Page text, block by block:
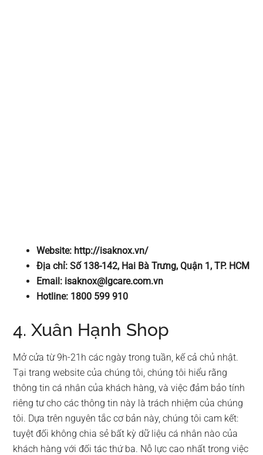
Website: http://isaknox.vn/
Địa chỉ: Số 138-142, Hai Bà Trưng, Quận 1, TP. HCM
Email: isaknox@lgcare.com.vn
Hotline: 1800 599 910
4. Xuân Hạnh Shop
Mở cửa từ 9h-21h các ngày trong tuần, kế cả chủ nhật.
Tại trang website của chúng tôi, chúng tôi hiểu rằng
thông tin cá nhân của khách hàng, và việc đảm bảo tính
riêng tư cho các thông tin này là trách nhiệm của chúng
tôi. Dựa trên nguyên tắc cơ bản này, chúng tôi cam kết:
tuyệt đối không chia sẻ bất kỳ dữ liệu cá nhân nào của
khách hàng với đối tác thứ ba. Nỗ lực cao nhất trong việc